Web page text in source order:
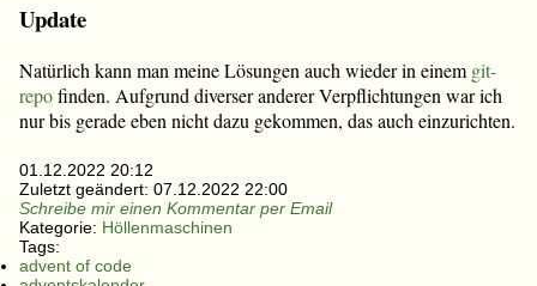
Update
Natürlich kann man meine Lösungen auch wieder in einem git-
repofinden. Aufgrund diverser anderer Verpflichtungen war ich
nur bis gerade eben nicht dazu gekommen, das auch einzurichten.
01.12.2022 20:12
Zuletzt geändert: 07.12.2022 22:00
Schreibe mir einen Kommentar per Email
Kategorie: Höllenmaschinen
Tags:
advent of code